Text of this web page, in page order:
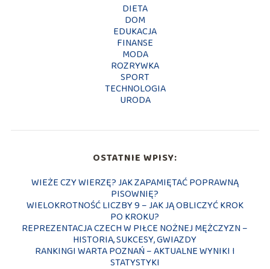
DIETA
DOM
EDUKACJA
FINANSE
MODA
ROZRYWKA
SPORT
TECHNOLOGIA
URODA
OSTATNIE WPISY:
WIEŻE CZY WIERZĘ? JAK ZAPAMIĘTAĆ POPRAWNĄ
PISOWNIĘ?
WIELOKROTNOŚĆ LICZBY 9 – JAK JĄ OBLICZYĆ KROK
PO KROKU?
REPREZENTACJA CZECH W PIŁCE NOŻNEJ MĘŻCZYZN –
HISTORIA, SUKCESY, GWIAZDY
RANKINGI WARTA POZNAŃ – AKTUALNE WYNIKI I
STATYSTYKI